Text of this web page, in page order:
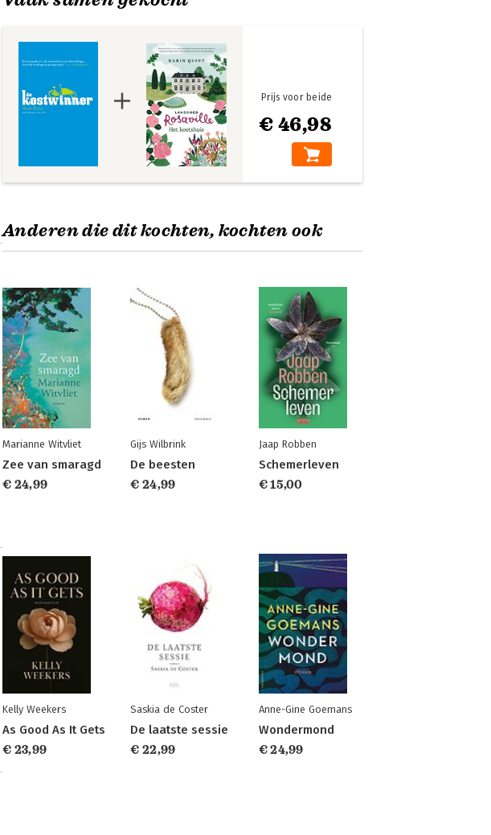
€ 46,98
Prijs voor beide
Anderen die dit kochten, kochten ook
Marianne Witvliet
Zee van smaragd
€ 24,99
Gijs Wilbrink
De beesten
€ 24,99
Jaap Robben
Schemerleven
€ 15,00
Kelly Weekers
As Good As It Gets
€ 23,99
Saskia de Coster
De laatste sessie
€ 22,99
Anne-Gine Goemans
Wondermond
€ 24,99